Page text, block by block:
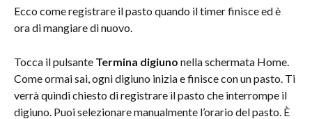
Ecco come registrare il pasto quando il timer finisce ed è
ora di mangiare di nuovo.
Tocca il pulsante Termina digiuno nella schermata Home.
Come ormai sai, ogni digiuno inizia e finisce con un pasto. Ti
verrà quindi chiesto di registrare il pasto che interrompe il
digiuno. Puoi selezionare manualmente l’orario del pasto. È